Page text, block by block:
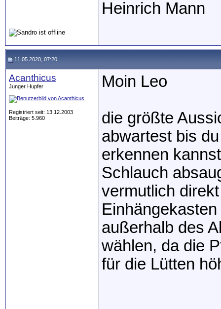
Heinrich Mann
11.05.2020, 07:20
Acanthicus
Junger Hupfer
Registriert seit: 13.12.2003
Beiträge: 5.960
Moin Leo
die größte
abwartest bis
erkennen
Schlauch
vermutlich
außerhalb des
wählen, da die
für die Lütten